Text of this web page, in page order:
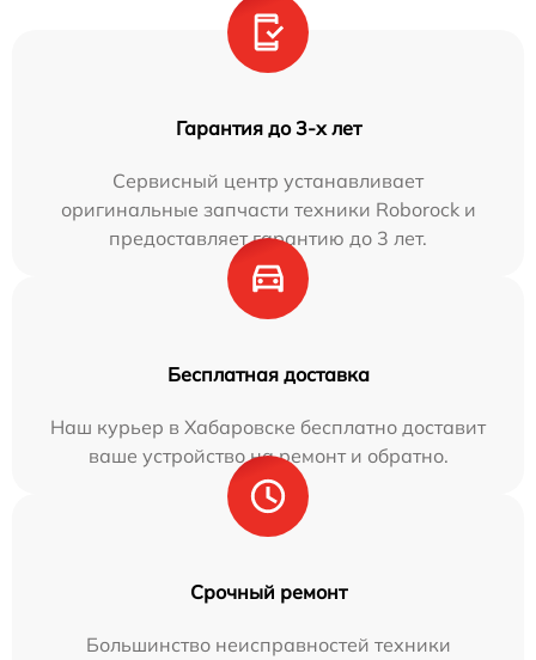
Гарантия до 3-х лет
Сервисный центр устанавливает
оригинальные запчасти техники Roborock и
предоставляет гарантию до 3 лет.
Бесплатная доставка
Наш курьер в Хабаровске бесплатно доставит
ваше устройство на ремонт и обратно.
Срочный ремонт
Большинство неисправностей техники